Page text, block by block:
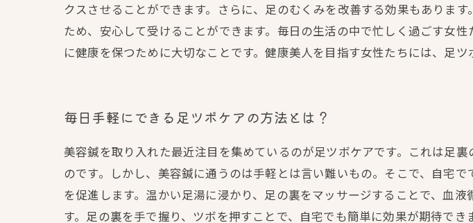
クスさせることができます。さらに、足のむくみを改善する効果もありま
ため、安心して受けることができます。毎日の生活の中で忙しく過ごす女
に健康を保つために大切なことです。健康美人を目指す女性たちには、足ツ
毎日手軽にできる足ツボケアの方法とは？
美容鍼を取り入れた最近注目を集めているのが足ツボケアです。これは足
のです。しかし、美容鍼に通うのは手軽とは言い難いもの。そこで、自宅
を促進します。温かい足湯に浸かり、足の裏をマッサージすることで、血
す。足の裏を手で握り、ツボを押すことで、自宅でも簡単に効果が期待で